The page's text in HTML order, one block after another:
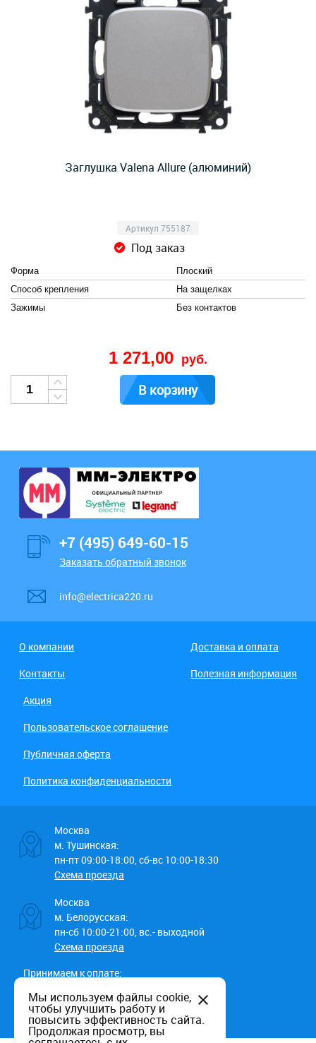
Заглушка Valena Allure (алюминий)
Артикул 755187
Под заказ
Форма
Плоский
Способ крепления
На защелках
Зажимы
Без контактов
1 271,00 руб.
В корзину
+7 (495) 649-60-15
Заказать обратный звонок
info@electrica220.ru
О компании
Доставка и оплата
Контакты
Полезная информация
Акция
Пользовательское соглашение
Публичная оферта
Политика конфиденциальности
Москва
м. Тушинская:
пн-пт 09:00-18:00, сб-вс 10:00-18:30
Схема проезда
Москва
м. Белорусская:
пн-сб 10:00-21:00, вс.- выходной
Схема проезда
Принимаем к оплате:
Мы используем файлы cookie,
чтобы улучшить работу и
повысить эффективность сайта.
Продолжая просмотр, вы